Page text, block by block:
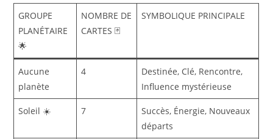
GROUPE
PLANÉTAIRE
🌟
NOMBRE DE
CARTES 🃏
SYMBOLIQUE PRINCIPALE
Aucune
planète
4
Destinée, Clé, Rencontre,
Influence mystérieuse
Soleil ☀️ 7
Succès, Énergie, Nouveaux
départs